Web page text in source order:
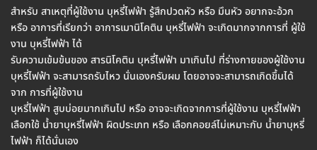
สำหรับ สาเหตุที่ผู้ใช้งาน บุหรี่ไฟฟ้า รู้สึกปวดหัว หรือ มึนหัว อยากจะอ้วก
หรือ อาการที่เรียกว่า อาการเมานิโคติน บุหรี่ไฟฟ้า จะเกิดมากจากการที่ ผู้ใช้
งาน บุหรี่ไฟฟ้า ได้
รับความเข้มข้นของ สารนิโคติน บุหรี่ไฟฟ้า มาเกินไป ที่ร่างกายของผู้ใช้งาน
บุหรี่ไฟฟ้า จะสามารถรับไหว นั่นเองครับผม โดยอาจจะสามารถเกิดขึ้นได้
จาก การที่ผู้ใช้งาน
บุหรี่ไฟฟ้า สูบบ่อยมากเกินไป หรือ อาจจะเกิดจากการที่ผู้ใช้งาน บุหรี่ไฟฟ้า
เลือกใช้ น้ำยาบุหรี่ไฟฟ้า ผิดประเภท หรือ เลือกคอยล์ไม่เหมาะกับ น้ำยาบุหรี่
ไฟฟ้า ก็ได้นั่นเอง